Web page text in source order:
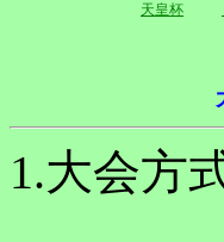
天皇杯
1.大会方